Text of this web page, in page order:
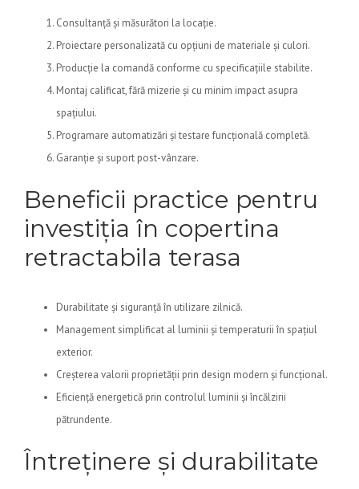
Consultanță și măsurători la locație.
Proiectare personalizată cu opțiuni de materiale și culori.
Producție la comandă conforme cu specificațiile stabilite.
Montaj calificat, fără mizerie și cu minim impact asupra
spațiului.
Programare automatizări și testare funcțională completă.
Garanție și suport post-vânzare.
Beneficii practice pentru
investiția în copertina
retractabila terasa
Durabilitate și siguranță în utilizare zilnică.
Management simplificat al luminii și temperaturii în spațiul
exterior.
Creșterea valorii proprietății prin design modern și funcțional.
Eficiență energetică prin controlul luminii și încălzirii
pătrundente.
Întreținere și durabilitate